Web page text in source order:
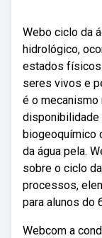
Webo ciclo da
hidrológico,
estados físicos
seres vivos e
é o mecanismo
disponibilidade
biogeoquímico
da água pela.
sobre o ciclo
processos,
para alunos do
Webcom a